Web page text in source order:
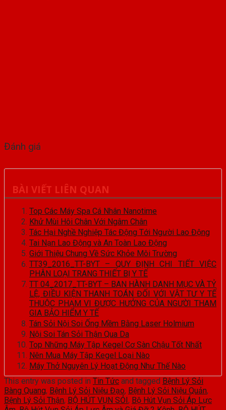
Đánh giá
BÀI VIẾT LIÊN QUAN
Top Các Máy Spa Cá Nhân Nanotime
Khử Mùi Hôi Chân Với Ngâm Chân
Tác Hại Nghề Nghiệp Tác Động Tới Người Lao Động
Tai Nạn Lao Động và An Toàn Lao Động
Giới Thiệu Chung Về Sức Khỏe Môi Trường
TT39_2016_TT-BYT – QUY ĐỊNH CHI TIẾT VIỆC
PHÂN LOẠI TRANG THIẾT BỊ Y TẾ
TT 04_2017_TT-BYT – BAN HÀNH DANH MỤC VÀ TỶ
LỆ, ĐIỀU KIỆN THANH TOÁN ĐỐI VỚI VẬT TƯ Y TẾ
THUỘC PHẠM VI ĐƯỢC HƯỞNG CỦA NGƯỜI THAM
GIA BẢO HIỂM Y TẾ
Tán Sỏi Nội Soi Ống Mềm Bằng Laser Holmium
Nội Soi Tán Sỏi Thận Qua Da
Top Những Máy Tập Kegel Cơ Sàn Chậu Tốt Nhất
Nên Mua Máy Tập Kegel Loại Nào
Máy Thở Nguyên Lý Hoạt Động Như Thế Nào
This entry was posted in Tin Tức and tagged Bệnh Lý Sỏi
Bàng Quang, Bệnh Lý Sỏi Niệu Đạo, Bệnh Lý Sỏi Niệu Quản,
Bệnh Lý Sỏi Thận, BỘ HÚT VỤN SỎI , Bộ Hút Vụn Sỏi Áp Lực